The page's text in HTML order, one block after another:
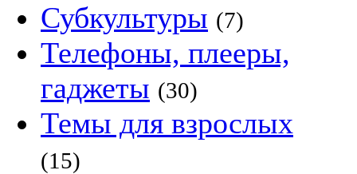
Субкультуры (7)
Телефоны, плееры,
гаджеты (30)
Темы для взрослых
(15)